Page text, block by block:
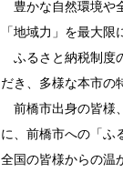
豊かな自然環境や
「地域力」を最大
ふるさと納税制度
だき、多様な本市の
前橋市出身の皆様
に、前橋市への「ふ
全国の皆様からの温